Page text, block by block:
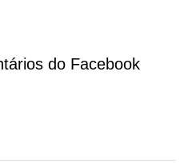
do Facebook